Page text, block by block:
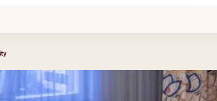
vieraidemme suosikkiannoksia. Jotakin jokaiseen